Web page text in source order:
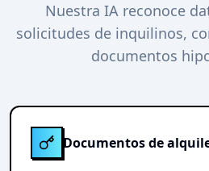
Nuestra IA reconoce
solicitudes de inquilinos,
documentos
Documentos de